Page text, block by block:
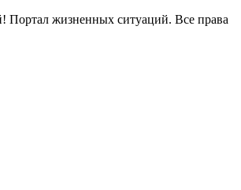
Портал жизненных ситуаций. Все права